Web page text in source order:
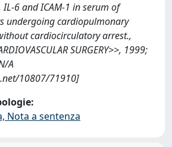
6 and ICAM-1 in serum of
undergoing cardiopulmonary
cardiocirculatory arrest.,
SURGERY>>, 1999;
A
10807/71910]
Nota a sentenza